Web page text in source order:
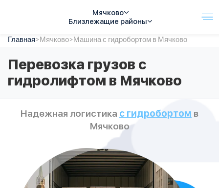
Мячково
Близлежащие районы
Услуги
Автопарк
Тарифы
Акции
Контакты
Главная>Мячково>Машина с гидробортом в Мячково
Перевозка грузов с
гидролифтом в Мячково
Надежная логистика с гидробортом в
Мячково